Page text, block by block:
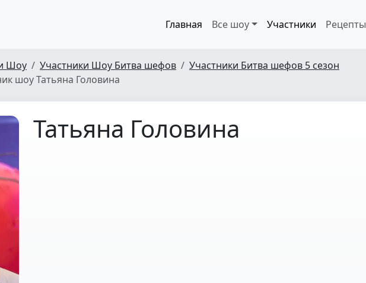
Главная Все шоу Участники Рецепты
Шоу Участники Шоу Битва шефов
Участники Битва шефов 5 сезон
шоу Татьяна Головина
Татьяна Головина